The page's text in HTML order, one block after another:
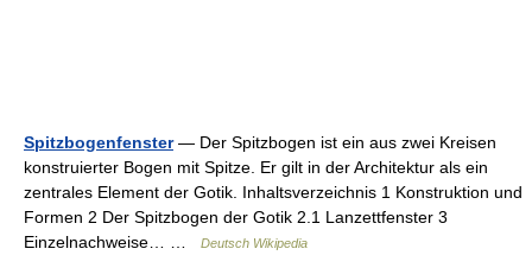
Spitzbogenfenster— Der Spitzbogen ist ein aus zwei Kreisen
konstruierter Bogen mit Spitze. Er gilt in der Architektur als ein
zentrales Element der Gotik. Inhaltsverzeichnis 1 Konstruktion und
Formen 2 Der Spitzbogen der Gotik 2.1 Lanzettfenster 3
Einzelnachweise… …
Deutsch Wikipedia